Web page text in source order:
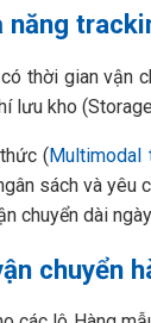
thời gian vận
lưu kho
(Multimodal
sách và
chuyển dài
chuyển